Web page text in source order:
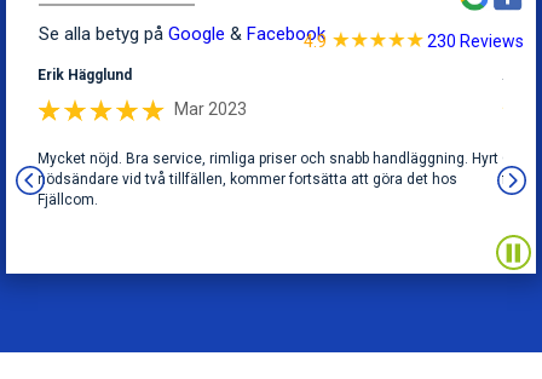
4
5
7
4
5
6
7
8
9
0
Se alla betyg på Google & Facebook
god
det
Erik Hägglund
Mar 2023
Mycket nöjd. Bra service, rimliga priser och snabb handläggning. Hyrt
nödsändare vid två tillfällen, kommer fortsätta att göra det hos
Fjällcom.
få
4.9 230 Reviews